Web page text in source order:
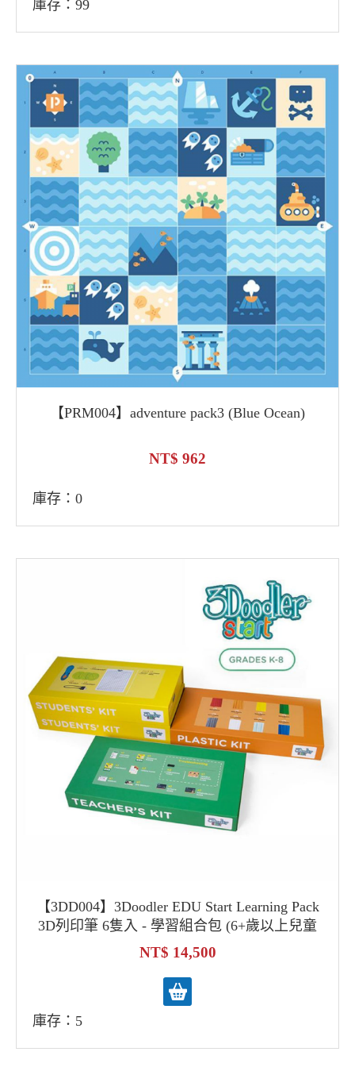
庫存：99
【PRM004】adventure pack3 (Blue Ocean)
962
庫存：0
【3DD004】3Doodler EDU Start Learning Pack
3D列印筆 6隻入 - 學習組合包 (6+歲以上兒童
使用) 3D列印筆 3D創意設計 maker DIY體驗
14,500
庫存：5